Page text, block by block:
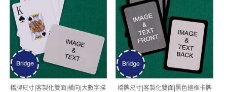
橋牌尺寸|客製化雙面|橫向|大數字撲
橋牌尺寸|客製化雙面|黑色邊框卡牌